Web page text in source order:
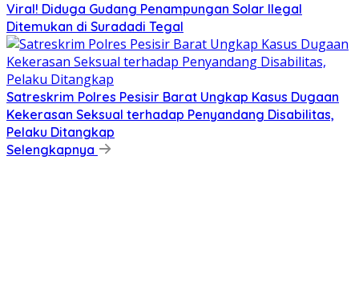
Viral! Diduga Gudang Penampungan Solar Ilegal
Ditemukan di Suradadi Tegal
Satreskrim Polres Pesisir Barat Ungkap Kasus Dugaan
Kekerasan Seksual terhadap Penyandang Disabilitas,
Pelaku Ditangkap
Selengkapnya